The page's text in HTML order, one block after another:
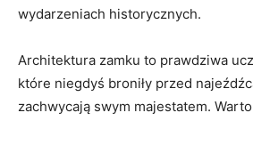
wydarzeniach​ historycznych.
Architektura ‌zamku to prawdziwa
które niegdyś broniły⁢ przed
zachwycają swym ​majestatem.